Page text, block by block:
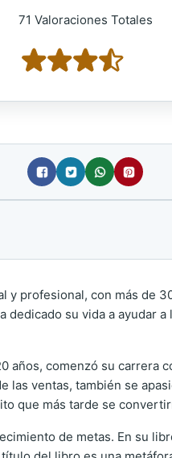
71 Valoraciones Totales
profesional, con más de
su vida a ayudar
comenzó su carrera
ventas, también se
que más tarde se
de metas. En su